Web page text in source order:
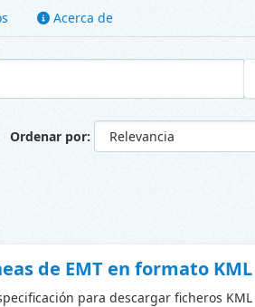
Acerca de
Ordenar por
de EMT en formato KML
para descargar ficheros KML